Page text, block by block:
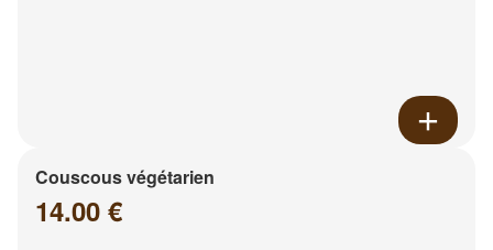
Couscous végétarien
14.00 €